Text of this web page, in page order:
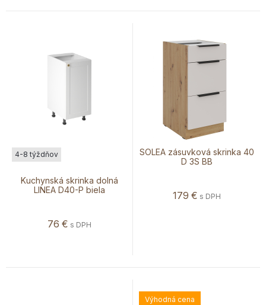
Kuchynská skrinka dolná
LINEA D40-P biela
4-8 týždňov
76 € s DPH
SOLEA zásuvková skrinka 40
D 3S BB
179 € s DPH
Výhodná cena